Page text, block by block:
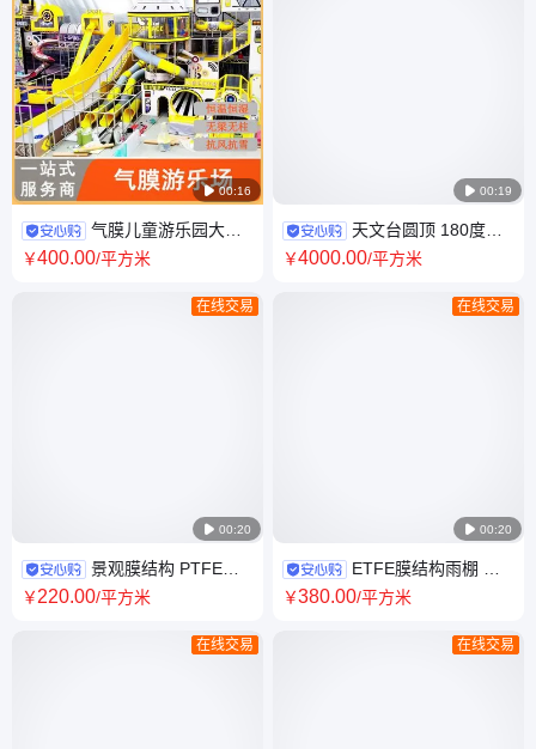
 00:16
气膜儿童游乐园大型
恒温主题公园充气膜建筑 金鑫
￥400.00/平方米
 00:20
在线交易
景观膜结构 PTFE彩
色屋顶 金鑫空间 16年设计施工
￥220.00/平方米
在线交易
 00:19
天文台圆顶 180度开
合 膜结构一体化构造 重量轻 施
￥4000.00/平方米
 00:20
在线交易
ETFE膜结构雨棚 造
型时尚 颜色多变 城市地标建筑
￥380.00/平方米
在线交易